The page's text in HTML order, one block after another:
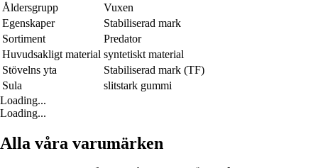
Åldersgrupp
Vuxen
Egenskaper
Stabiliserad mark
Sortiment
Predator
Huvudsakligt material syntetiskt material
Stövelns yta
Stabiliserad mark (TF)
Sula
slitstark gummi
Loading...
Loading...
Alla våra varumärken